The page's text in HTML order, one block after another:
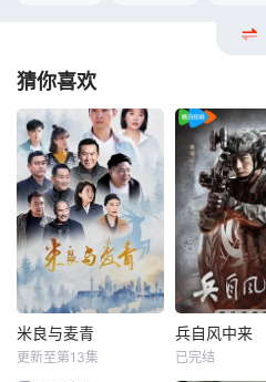
猜你喜欢
米良与麦青
更新至第13集
兵自风中来
已完结